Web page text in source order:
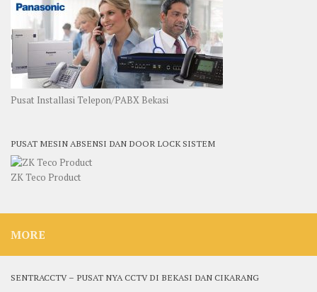
Pusat Installasi Telepon/PABX Bekasi
PUSAT MESIN ABSENSI DAN DOOR LOCK SISTEM
ZK Teco Product
MORE
SENTRACCTV – PUSAT NYA CCTV DI BEKASI DAN CIKARANG